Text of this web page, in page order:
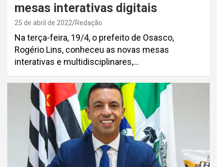
mesas interativas digitais
25 de abril de 2022 Redação
Na terça-feira, 19/4, o prefeito de Osasco,
Rogério Lins, conheceu as novas mesas
interativas e multidisciplinares,…